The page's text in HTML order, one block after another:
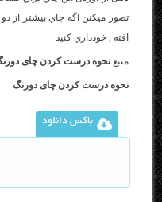
تصور ميکنن اگه چاي بيشتر از
افته , خودداري کنيد .
منبع:نحوه درست کردن چای
نحوه درست کردن چای دورنگ
باکس دانلود